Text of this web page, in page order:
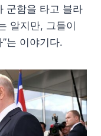
군함을 타고 블라
알지만, 그들이
는 이야기다.